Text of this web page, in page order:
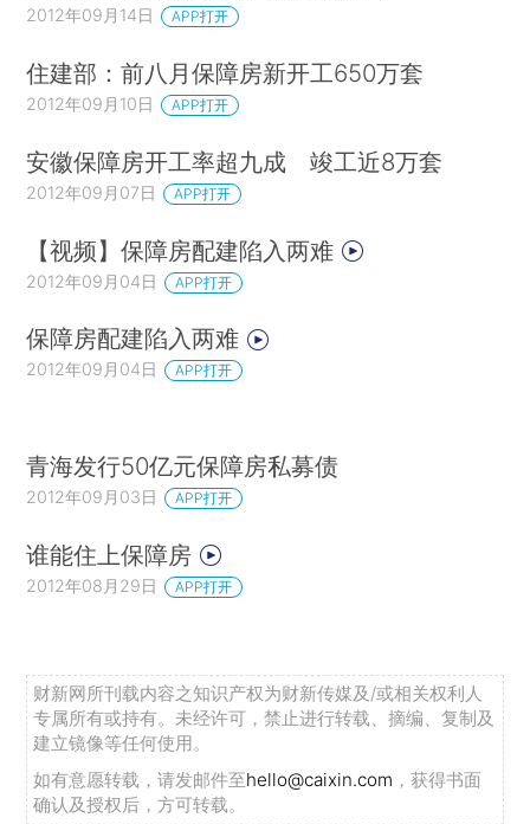
2012年09月14日 APP打开
住建部：前八月保障房新开工650万套
2012年09月10日 APP打开
安徽保障房开工率超九成 竣工近8万套
2012年09月07日 APP打开
【视频】保障房配建陷入两难
2012年09月04日 APP打开
保障房配建陷入两难
2012年09月04日 APP打开
青海发行50亿元保障房私募债
2012年09月03日 APP打开
谁能住上保障房
2012年08月29日 APP打开
财新网所刊载内容之知识产权为财新传媒及/或相关权利人
专属所有或持有。未经许可，禁止进行转载、摘编、复制及
建立镜像等任何使用。
如有意愿转载，请发邮件至hello@caixin.com ，获得书面
确认及授权后，方可转载。